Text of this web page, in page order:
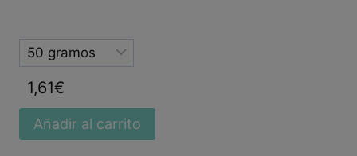
Selected
option
1,61€
Añadir al carrito